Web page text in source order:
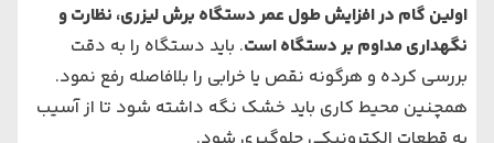
اولین گام در افزایش طول عمردستگاه برش لیزری، نظارت و
نگهداری مداوم بر دستگاه است. باید دستگاه را به دقت
بررسی کرده و هرگونه نقص یا خرابی را بلافاصله رفع نمود.
همچنین محیط کاری باید خشک نگه داشته شود تا از آسیب